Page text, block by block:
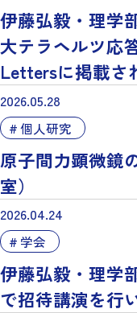
伊藤弘毅・理学
大テラヘルツ応
Lettersに掲載さ
2026.05.28
個人研究
原子間力顕微鏡
室）
2026.04.24
学会
伊藤弘毅・理学
で招待講演を行